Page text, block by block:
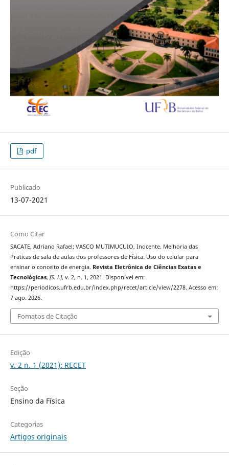
pdf
Publicado
13-07-2021
Como Citar
SACATE, Adriano Rafael; VASCO MUTIMUCUIO, Inocente. Melhoria das
Praticas de sala de aulas dos professores de Física: Uso do celular para
ensinar o conceito de energia. Revista Eletrônica de Ciências Exatas e
Tecnológicas, [S. l.], v. 2, n. 1, 2021. Disponível em:
https://periodicos.ufrb.edu.br/index.php/recet/article/view/2278. Acesso em:
7 ago. 2026.
Fomatos de Citação
Edição
v. 2 n. 1 (2021): RECET
Seção
Ensino da Física
Categorias
Artigos originais